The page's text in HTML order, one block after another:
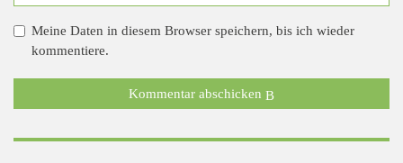
Meine Daten in diesem Browser speichern, bis ich wieder
kommentiere.
Kommentar abschicken